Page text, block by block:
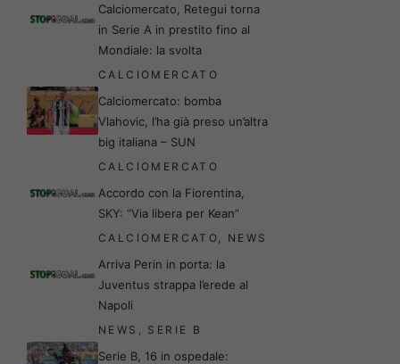
Calciomercato, Retegui torna
in Serie A in prestito fino al
Mondiale: la svolta
CALCIOMERCATO
Calciomercato: bomba
Vlahovic, l’ha già preso un’altra
big italiana – SUN
CALCIOMERCATO
Accordo con la Fiorentina,
SKY: “Via libera per Kean”
CALCIOMERCATO NEWS
Arriva Perin in porta: la
Juventus strappa l’erede al
Napoli
NEWS SERIE B
Serie B, 16 in ospedale: